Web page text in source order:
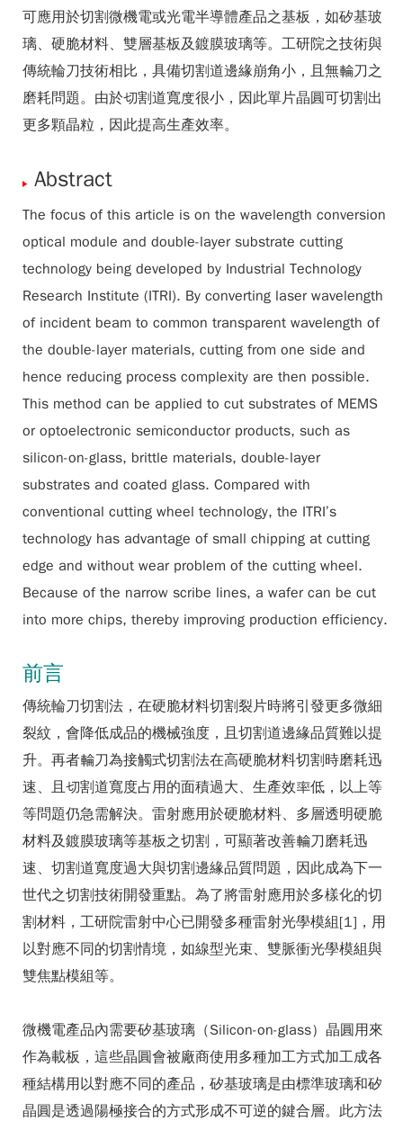
可應用於切割微機電或光電半導體產品之基板，如矽基玻
璃、硬脆材料、雙層基板及鍍膜玻璃等。工研院之技術與
傳統輪刀技術相比，具備切割道邊緣崩角小，且無輪刀之
磨耗問題。由於切割道寬度很小，因此單片晶圓可切割出
更多顆晶粒，因此提高生產效率。
Abstract
The focus of this article is on the wavelength conversion
optical module and double-layer substrate cutting
technology being developed by Industrial Technology
Research Institute (ITRI). By converting laser wavelength
of incident beam to common transparent wavelength of
the double-layer materials, cutting from one side and
hence reducing process complexity are then possible.
This method can be applied to cut substrates of MEMS
or optoelectronic semiconductor products, such as
silicon-on-glass, brittle materials, double-layer
substrates and coated glass. Compared with
conventional cutting wheel technology, the ITRI’s
technology has advantage of small chipping at cutting
edge and without wear problem of the cutting wheel.
Because of the narrow scribe lines, a wafer can be cut
into more chips, thereby improving production efficiency.
前言
傳統輪刀切割法，在硬脆材料切割裂片時將引發更多微細
裂紋，會降低成品的機械強度，且切割道邊緣品質難以提
升。再者輪刀為接觸式切割法在高硬脆材料切割時磨耗迅
速、且切割道寬度占用的面積過大、生產效率低，以上等
等問題仍急需解決。雷射應用於硬脆材料、多層透明硬脆
材料及鍍膜玻璃等基板之切割，可顯著改善輪刀磨耗迅
速、切割道寬度過大與切割邊緣品質問題，因此成為下一
世代之切割技術開發重點。為了將雷射應用於多樣化的切
割材料，工研院雷射中心已開發多種雷射光學模組[1]，用
以對應不同的切割情境，如線型光束、雙脈衝光學模組與
雙焦點模組等。
微機電產品內需要矽基玻璃（Silicon-on-glass）晶圓用來
作為載板，這些晶圓會被廠商使用多種加工方式加工成各
種結構用以對應不同的產品，矽基玻璃是由標準玻璃和矽
晶圓是透過陽極接合的方式形成不可逆的鍵合層。此方法